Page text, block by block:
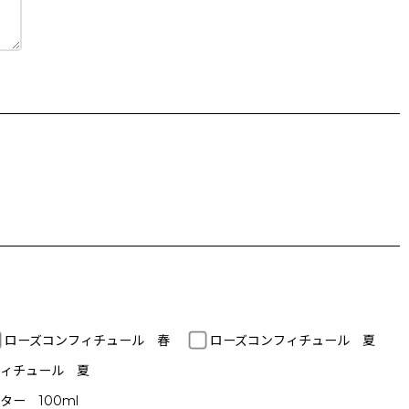
ローズコンフィチュール 春
ローズコンフィチュール 夏
ィチュール 夏
ター 100ml